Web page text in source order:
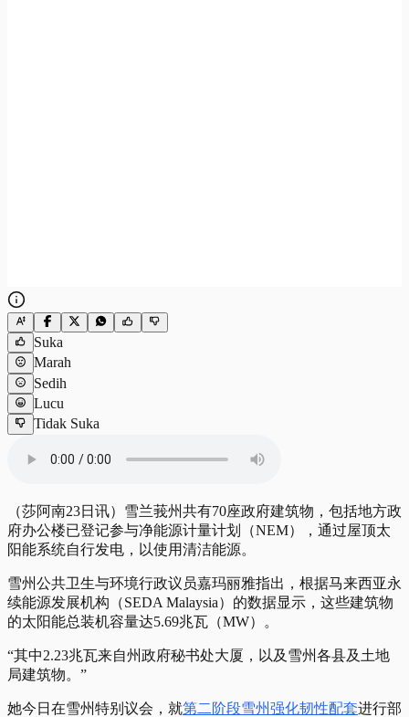
Suka
Marah
Sedih
Lucu
Tidak Suka
（莎阿南23日讯）雪兰莪州共有70座政府建筑物，包括地方政
府办公楼已登记参与净能源计量计划（NEM），通过屋顶太
阳能系统自行发电，以使用清洁能源。
雪州公共卫生与环境行政议员嘉玛丽雅指出，根据马来西亚永
续能源发展机构（SEDA Malaysia）的数据显示，这些建筑物
的太阳能总装机容量达5.69兆瓦（MW）。
“其中2.23兆瓦来自州政府秘书处大厦，以及雪州各县及土地
局建筑物。”
她今日在雪州特别议会，就第二阶段雪州强化韧性配套进行部